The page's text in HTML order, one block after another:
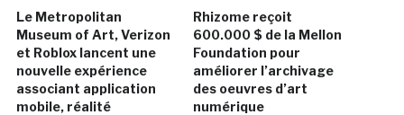
Le Metropolitan
Museum of Art, Verizon
et Roblox lancent une
nouvelle expérience
associant application
mobile, réalité
Rhizome reçoit
600.000 $ de la Mellon
Foundation pour
améliorer l’archivage
des oeuvres d’art
numérique